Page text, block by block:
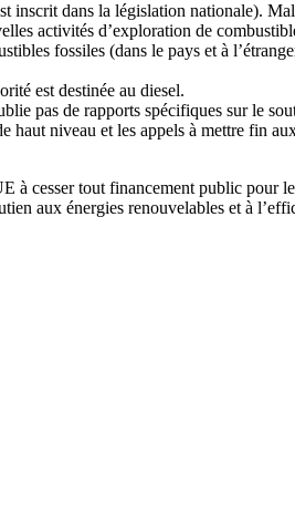
inscrit dans la législation nationale).
activités d’exploration de
fossiles (dans le pays et à
est destinée au diesel.
pas de rapports spécifiques sur le
haut niveau et les appels à mettre fin
cesser tout financement public pour
aux énergies renouvelables et à